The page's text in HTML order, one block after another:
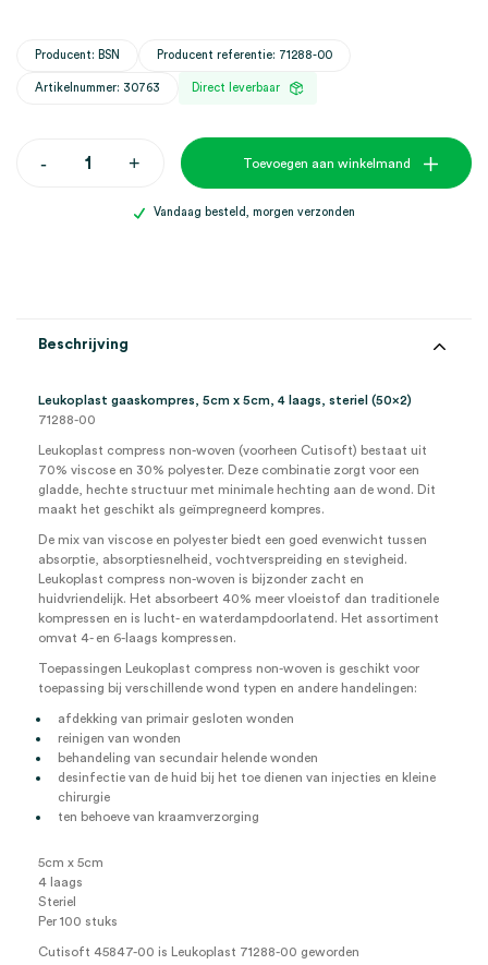
Producent: BSN Producent referentie: 71288-00
Artikelnummer: 30763 Direct leverbaar
-Leukoplast
+ Toevoegen aan winkelmand
Vandaag besteld, morgen verzonden
Beschrijving
Leukoplast gaaskompres, 5cm x 5cm, 4 laags, steriel (50×2)
71288-00
Leukoplast compress non-woven (voorheen Cutisoft) bestaat uit
70% viscose en 30% polyester. Deze combinatie zorgt voor een
gladde, hechte structuur met minimale hechting aan de wond. Dit
maakt het geschikt als geïmpregneerd kompres.
De mix van viscose en polyester biedt een goed evenwicht tussen
absorptie, absorptiesnelheid, vochtverspreiding en stevigheid.
Leukoplast compress non-woven is bijzonder zacht en
huidvriendelijk. Het absorbeert 40% meer vloeistof dan traditionele
kompressen en is lucht- en waterdampdoorlatend. Het assortiment
omvat 4- en 6-laags kompressen.
Toepassingen Leukoplast compress non-woven is geschikt voor
toepassing bij verschillende wond typen en andere handelingen:
afdekking van primair gesloten wonden
reinigen van wonden
behandeling van secundair helende wonden
desinfectie van de huid bij het toe dienen van injecties en kleine
chirurgie
ten behoeve van kraamverzorging
5cm x 5cm
4 laags
Steriel
Per 100 stuks
Cutisoft 45847-00 is Leukoplast 71288-00 geworden